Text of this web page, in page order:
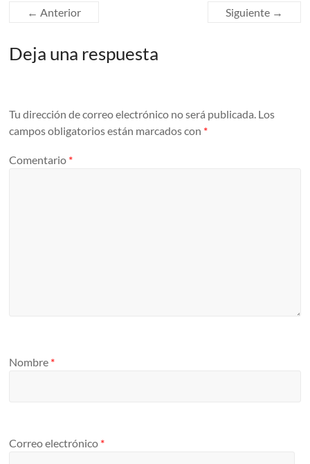
← Anterior Siguiente →
Deja una respuesta
Tu dirección de correo electrónico no será publicada. Los
campos obligatorios están marcados con *
Comentario *
Nombre *
Correo electrónico *